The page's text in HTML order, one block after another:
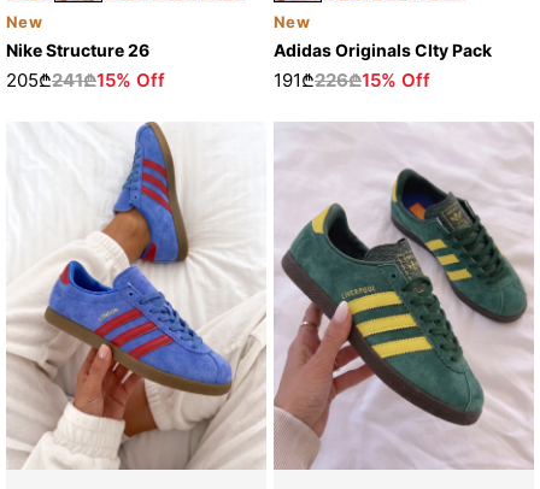
New
Nike Structure 26
205₾241₾15% Off
New
Adidas Originals CIty Pack
191₾226₾15% Off